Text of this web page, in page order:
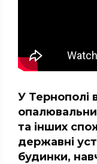
У Тернополі
та інших
державні
будинки,